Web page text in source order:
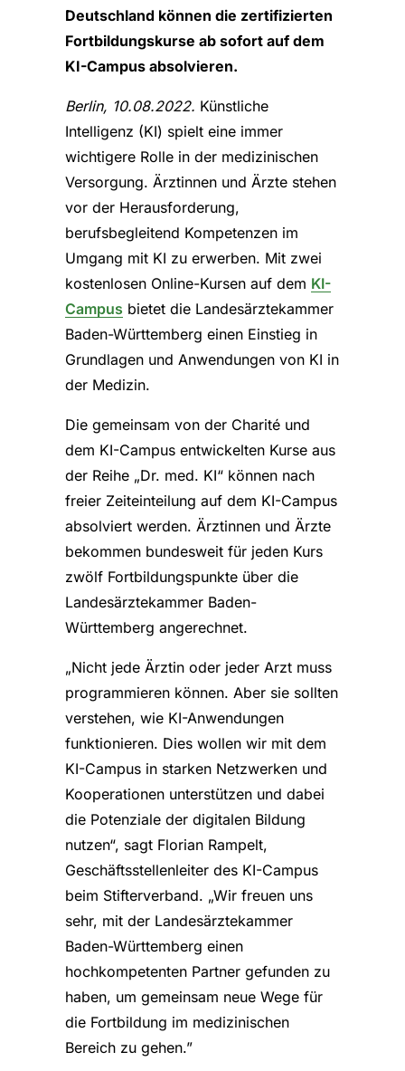
Deutschland können die zertifizierten
Fortbildungskurse ab sofort auf dem
KI-Campus absolvieren.
Berlin, 10.08.2022. Künstliche
Intelligenz (KI) spielt eine immer
wichtigere Rolle in der medizinischen
Versorgung. Ärztinnen und Ärzte stehen
vor der Herausforderung,
berufsbegleitend Kompetenzen im
Umgang mit KI zu erwerben. Mit zwei
kostenlosen Online-Kursen auf dem KI-
Campus bietet die Landesärztekammer
Baden-Württemberg einen Einstieg in
Grundlagen und Anwendungen von KI in
der Medizin.
Die gemeinsam von der Charité und
dem KI-Campus entwickelten Kurse aus
der Reihe „Dr. med. KI“ können nach
freier Zeiteinteilung auf dem KI-Campus
absolviert werden. Ärztinnen und Ärzte
bekommen bundesweit für jeden Kurs
zwölf Fortbildungspunkte über die
Landesärztekammer Baden-
Württemberg angerechnet.
„Nicht jede Ärztin oder jeder Arzt muss
programmieren können. Aber sie sollten
verstehen, wie KI-Anwendungen
funktionieren. Dies wollen wir mit dem
KI-Campus in starken Netzwerken und
Kooperationen unterstützen und dabei
die Potenziale der digitalen Bildung
nutzen“, sagt Florian Rampelt,
Geschäftsstellenleiter des KI-Campus
beim Stifterverband. „Wir freuen uns
sehr, mit der Landesärztekammer
Baden-Württemberg einen
hochkompetenten Partner gefunden zu
haben, um gemeinsam neue Wege für
die Fortbildung im medizinischen
Bereich zu gehen.”